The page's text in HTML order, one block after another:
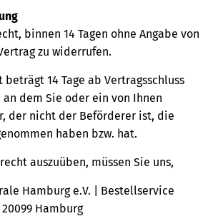
binnen 14 Tagen ohne Angabe von
zu widerrufen.
14 Tage ab Vertragsschluss
an dem Sie oder ein von Ihnen
der nicht der Beförderer ist, die
haben bzw. hat.
auszuüben, müssen Sie uns,
Hamburg e.V. | Bestellservice
Hamburg